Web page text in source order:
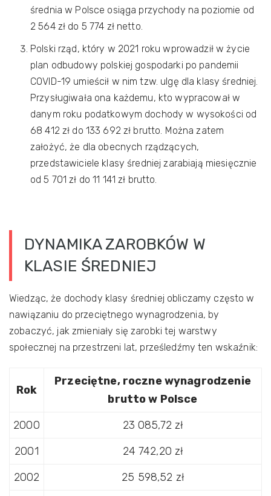
średnia w Polsce osiąga przychody na poziomie od
2 564 zł do 5 774 zł netto.
Polski rząd, który w 2021 roku wprowadził w życie
plan odbudowy polskiej gospodarki po pandemii
COVID-19 umieścił w nim tzw. ulgę dla klasy średniej.
Przysługiwała ona każdemu, kto wypracował w
danym roku podatkowym dochody w wysokości od
68 412 zł do 133 692 zł brutto. Można zatem
założyć, że dla obecnych rządzących,
przedstawiciele klasy średniej zarabiają miesięcznie
od 5 701 zł do 11 141 zł brutto.
DYNAMIKA ZAROBKÓW W
KLASIE ŚREDNIEJ
Wiedząc, że dochody klasy średniej obliczamy często w
nawiązaniu do przeciętnego wynagrodzenia, by
zobaczyć, jak zmieniały się zarobki tej warstwy
społecznej na przestrzeni lat, prześledźmy ten wskaźnik:
Rok
Przeciętne, roczne wynagrodzenie
brutto w Polsce
2000
23 085,72 zł
2001
24 742,20 zł
2002
25 598,52 zł